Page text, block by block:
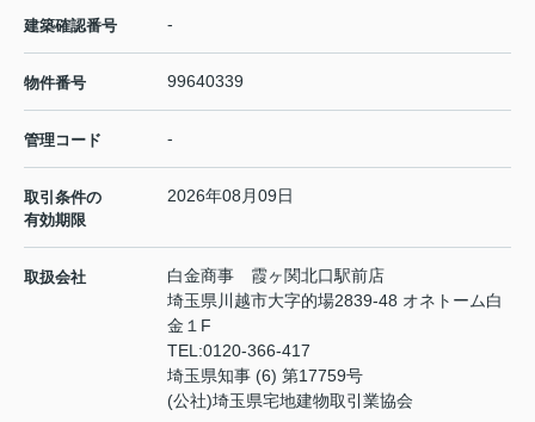
建築確認番号 -
物件番号 99640339
管理コード -
取引条件の
有効期限
2026年08月09日
取扱会社
白金商事 霞ヶ関北口駅前店
埼玉県川越市大字的場2839-48 オネトーム白
金１F
TEL:0120-366-417
埼玉県知事 (6) 第17759号
(公社)埼玉県宅地建物取引業協会